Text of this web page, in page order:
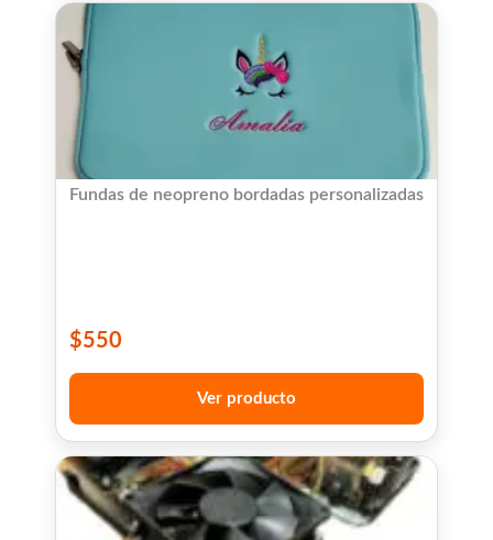
Fundas de neopreno bordadas personalizadas
$550
Ver producto